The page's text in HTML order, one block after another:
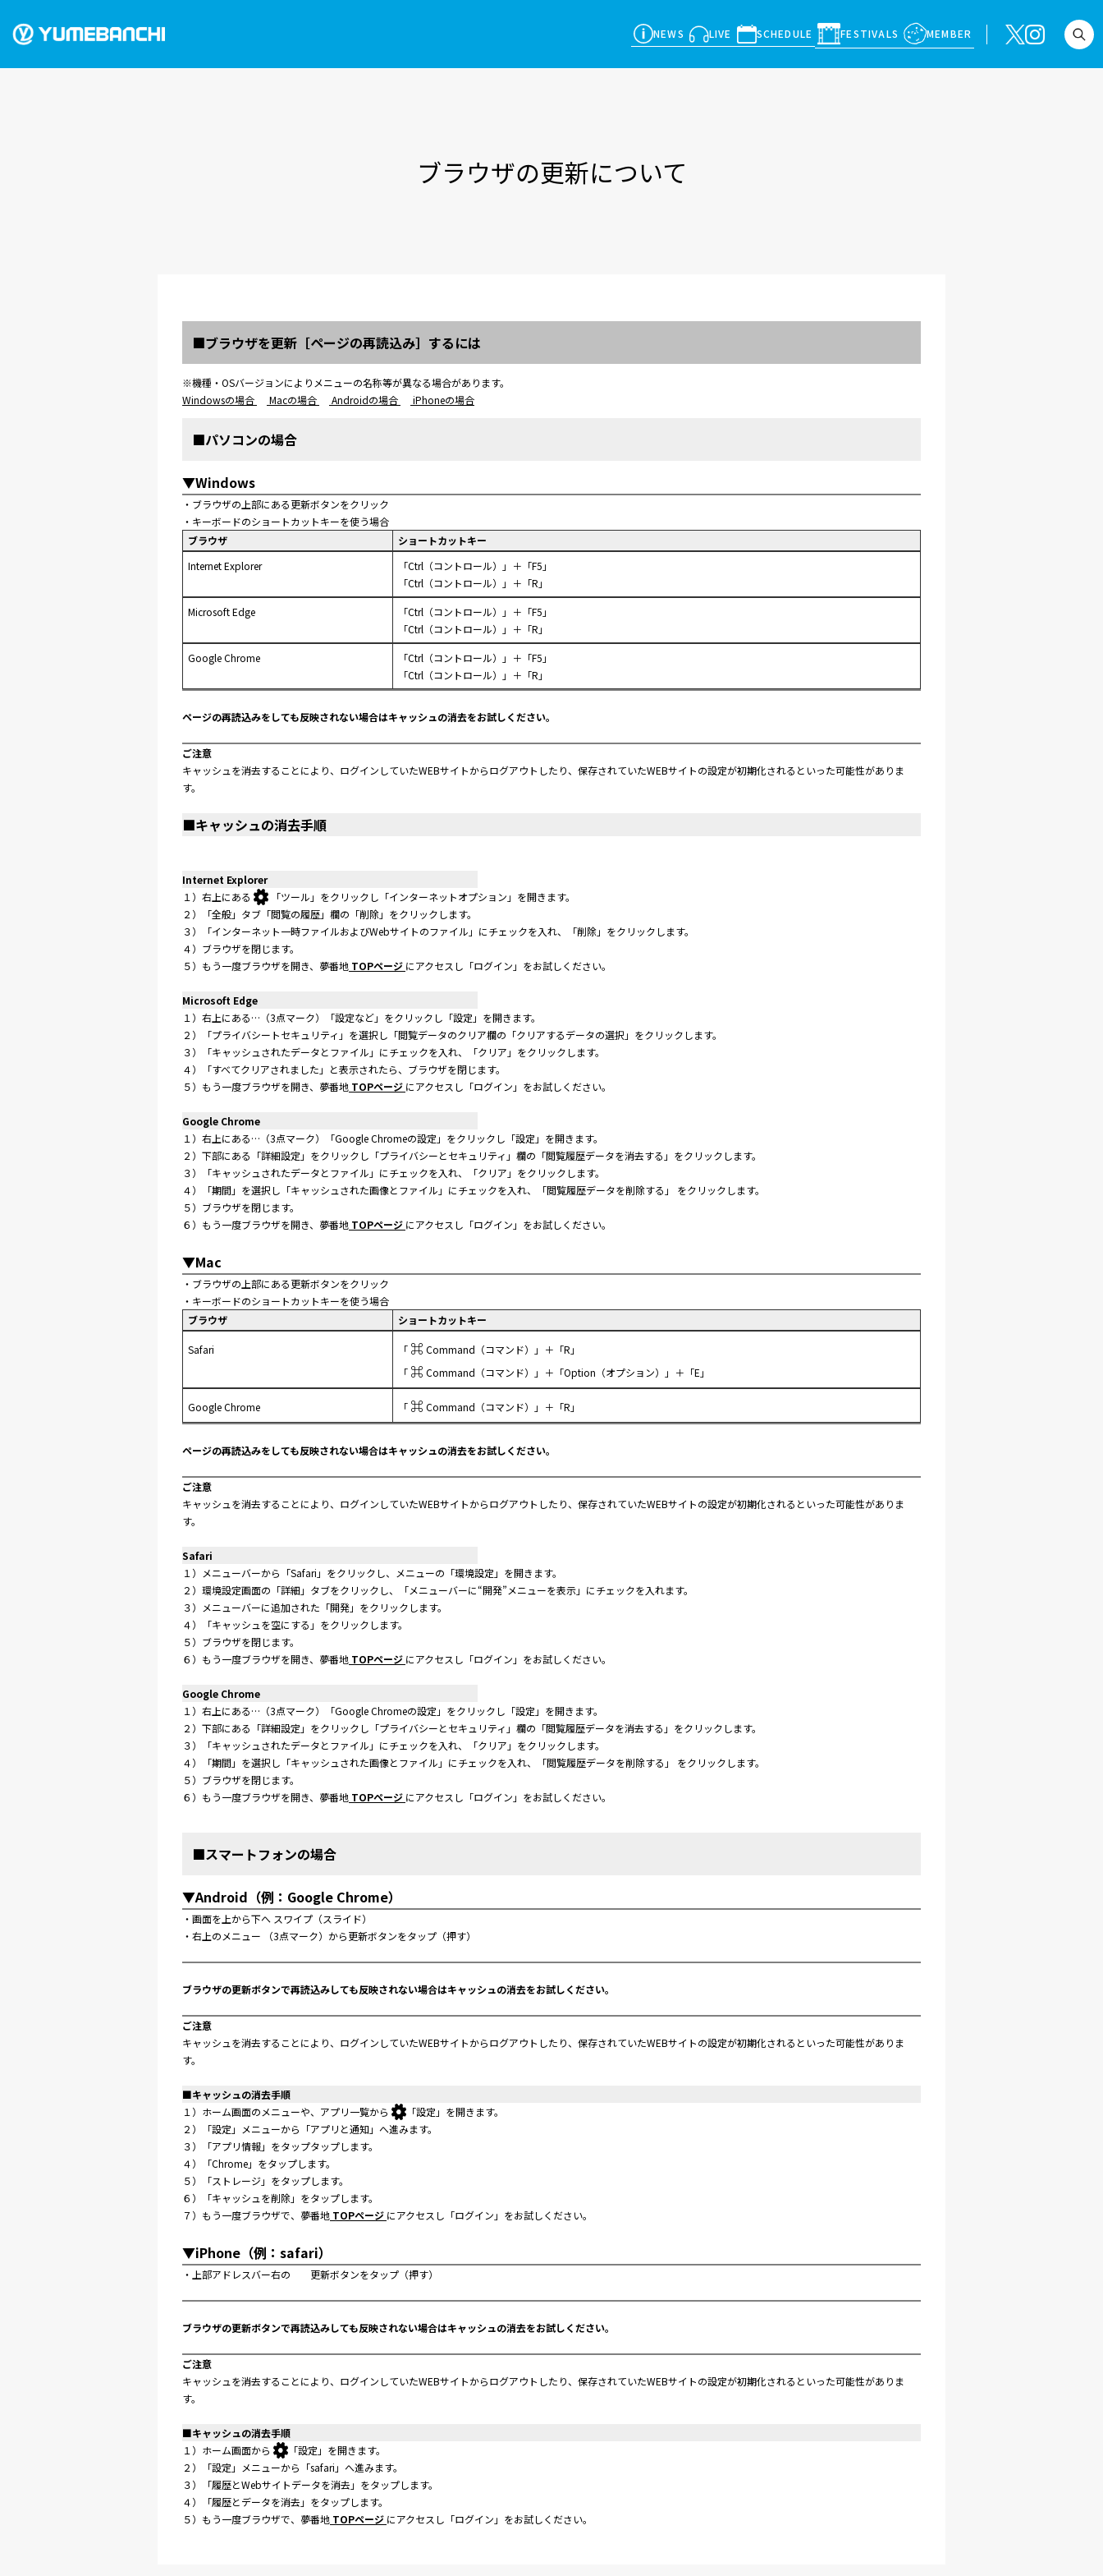
NEWS LIVE SCHEDULE FESTIVALS MEMBER
家入レオ かりゆし58 Arakezuri
ブラウザの更新について
■ブラウザを更新［ページの再読込み］するには
※機種・OSバージョンによりメニューの名称等が異なる場合があります。
Windowsの場合
Macの場合 Androidの場合 iPhoneの場合
■パソコンの場合
▼Windows
・ブラウザの上部にある更新ボタンをクリック
・キーボードのショートカットキーを使う場合
ブラウザ
ショートカットキー
Internet Explorer
「Ctrl（コントロール）」＋「F5」
「Ctrl（コントロール）」＋「R」
Microsoft Edge
「Ctrl（コントロール）」＋「F5」
「Ctrl（コントロール）」＋「R」
Google Chrome
「Ctrl（コントロール）」＋「F5」
「Ctrl（コントロール）」＋「R」
ページの再読込みをしても反映されない場合はキャッシュの消去をお試しください。
ご注意
キャッシュを消去することにより、ログインしていたWEBサイトからログアウトしたり、保存されていたWEBサイトの設定が初期化されるといった可能性がありま
す。
■キャッシュの消去手順
Internet Explorer
１）右上にある
「ツール」をクリックし「インターネットオプション」を開きます。
２）「全般」タブ「閲覧の履歴」欄の「削除」をクリックします。
３）「インターネット一時ファイルおよびWebサイトのファイル」にチェックを入れ、「削除」をクリックします。
４）ブラウザを閉じます。
５）もう一度ブラウザを開き、夢番地 TOPページ にアクセスし「ログイン」をお試しください。
Microsoft Edge
１）右上にある…（3点マーク）「設定など」をクリックし「設定」を開きます。
２）「プライバシートセキュリティ」を選択し「閲覧データのクリア欄の「クリアするデータの選択」をクリックします。
３）「キャッシュされたデータとファイル」にチェックを入れ、「クリア」をクリックします。
４）「すべてクリアされました」と表示されたら、ブラウザを閉じます。
５）もう一度ブラウザを開き、夢番地 TOPページ にアクセスし「ログイン」をお試しください。
Google Chrome
１）右上にある…（3点マーク）「Google Chromeの設定」をクリックし「設定」を開きます。
２）下部にある「詳細設定」をクリックし「プライバシーとセキュリティ」欄の「閲覧履歴データを消去する」をクリックします。
３）「キャッシュされたデータとファイル」にチェックを入れ、「クリア」をクリックします。
４）「期間」を選択し「キャッシュされた画像とファイル」にチェックを入れ、「閲覧履歴データを削除する」 をクリックします。
５）ブラウザを閉じます。
６）もう一度ブラウザを開き、夢番地 TOPページ にアクセスし「ログイン」をお試しください。
▼Mac
・ブラウザの上部にある更新ボタンをクリック
・キーボードのショートカットキーを使う場合
ブラウザ
ショートカットキー
Safari 「 ⌘ Command（コマンド）」＋「R」
「 ⌘ Command（コマンド）」＋「Option（オプション）」＋「E」
Google Chrome 「 ⌘ Command（コマンド）」＋「R」
ページの再読込みをしても反映されない場合はキャッシュの消去をお試しください。
ご注意
キャッシュを消去することにより、ログインしていたWEBサイトからログアウトしたり、保存されていたWEBサイトの設定が初期化されるといった可能性がありま
す。
Safari
１）メニューバーから「Safari」をクリックし、メニューの「環境設定」を開きます。
２）環境設定画面の「詳細」タブをクリックし、「メニューバーに“開発”メニューを表示」にチェックを入れます。
３）メニューバーに追加された「開発」をクリックします。
４）「キャッシュを空にする」をクリックします。
５）ブラウザを閉じます。
６）もう一度ブラウザを開き、夢番地 TOPページ にアクセスし「ログイン」をお試しください。
Google Chrome
１）右上にある…（3点マーク）「Google Chromeの設定」をクリックし「設定」を開きます。
２）下部にある「詳細設定」をクリックし「プライバシーとセキュリティ」欄の「閲覧履歴データを消去する」をクリックします。
３）「キャッシュされたデータとファイル」にチェックを入れ、「クリア」をクリックします。
４）「期間」を選択し「キャッシュされた画像とファイル」にチェックを入れ、「閲覧履歴データを削除する」 をクリックします。
５）ブラウザを閉じます。
６）もう一度ブラウザを開き、夢番地 TOPページ にアクセスし「ログイン」をお試しください。
■スマートフォンの場合
▼Android（例：Google Chrome）
・画面を上から下へ スワイプ（スライド）
・右上のメニュー
（3点マーク）から更新ボタンをタップ（押す）
ブラウザの更新ボタンで再読込みしても反映されない場合はキャッシュの消去をお試しください。
ご注意
キャッシュを消去することにより、ログインしていたWEBサイトからログアウトしたり、保存されていたWEBサイトの設定が初期化されるといった可能性がありま
す。
■キャッシュの消去手順
１）ホーム画面のメニューや、アプリ一覧から
「設定」を開きます。
２）「設定」メニューから「アプリと通知」へ進みます。
３）「アプリ情報」をタップタップします。
４）「Chrome」をタップします。
５）「ストレージ」をタップします。
６）「キャッシュを削除」をタップします。
７）もう一度ブラウザで、夢番地 TOPページ にアクセスし「ログイン」をお試しください。
▼iPhone（例：safari）
・上部アドレスバー右の 更新ボタンをタップ（押す）
ブラウザの更新ボタンで再読込みしても反映されない場合はキャッシュの消去をお試しください。
ご注意
キャッシュを消去することにより、ログインしていたWEBサイトからログアウトしたり、保存されていたWEBサイトの設定が初期化されるといった可能性がありま
す。
■キャッシュの消去手順
１）ホーム画面から
「設定」を開きます。
２）「設定」メニューから「safari」へ進みます。
３）「履歴とWebサイトデータを消去」をタップします。
４）「履歴とデータを消去」をタップします。
５）もう一度ブラウザで、夢番地 TOPページ にアクセスし「ログイン」をお試しください。